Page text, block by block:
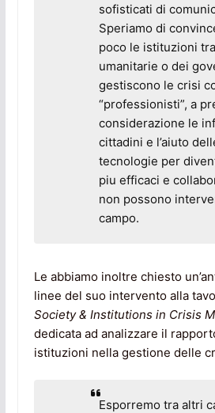
sofisticati di
Speriamo di
poco le istituzioni
umanitarie o dei
gestiscono le crisi
“professionisti”, a
considerazione le
cittadini e l’aiuto
tecnologie per
piu efficaci e
non possono
campo.
Le abbiamo inoltre chiesto
linee del suo intervento alla
Society & Institutions in Crisis
dedicata ad analizzare il
istituzioni nella gestione delle
Esporremo tra altri